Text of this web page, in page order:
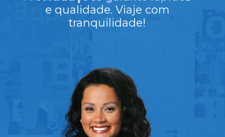
e qualidade. Viaje com
tranquilidade!